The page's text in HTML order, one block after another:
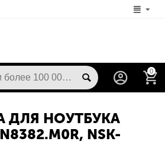
0
ДЛЯ НОУТБУКА
NSK-